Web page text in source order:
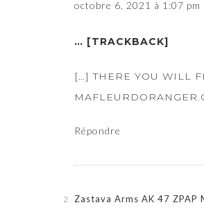
octobre 6, 2021 à 1:07 pm
… [TRACKBACK]
[…] THERE YOU WILL
Répondre
Zastava Arms AK 47